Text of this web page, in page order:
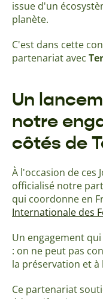
issue d'un
planète.
C'est dans cette
partenariat avec
Un
notre
côtés de
À l'occasion de ces
officialisé notre
qui coordonne en
Internationale des
Un engagement
: on ne peut pas
la préservation et
Ce partenariat